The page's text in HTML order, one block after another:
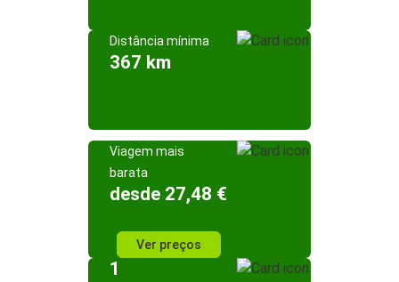
Distância mínima
367 km
Viagem mais
barata
desde 27,48 €
Ver preços
1